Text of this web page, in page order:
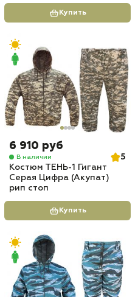
Купить
6 910 руб
В наличии
5
Костюм ТЕНЬ-1 Гигант
Серая Цифра (Акупат)
рип стоп
Купить